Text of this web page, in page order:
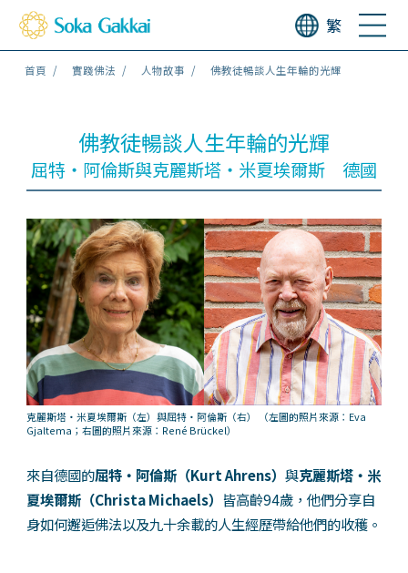
繁
首頁 實踐佛法 人物故事 佛教徒暢談人生年輪的光輝
佛教徒暢談人生年輪的光輝
屈特・阿倫斯與克麗斯塔・米夏埃爾斯 德國
克麗斯塔・米夏埃爾斯（左）與屈特・阿倫斯（右）
（左圖的照片來源：Eva
Gjaltema；右圖的照片來源：René Brückel）
來自德國的屈特・阿倫斯（Kurt Ahrens） 與克麗斯塔・米
夏埃爾斯（Christa Michaels） 皆高齡94歲，他們分享自
身如何邂逅佛法以及九十余載的人生經歷帶給他們的收穫。